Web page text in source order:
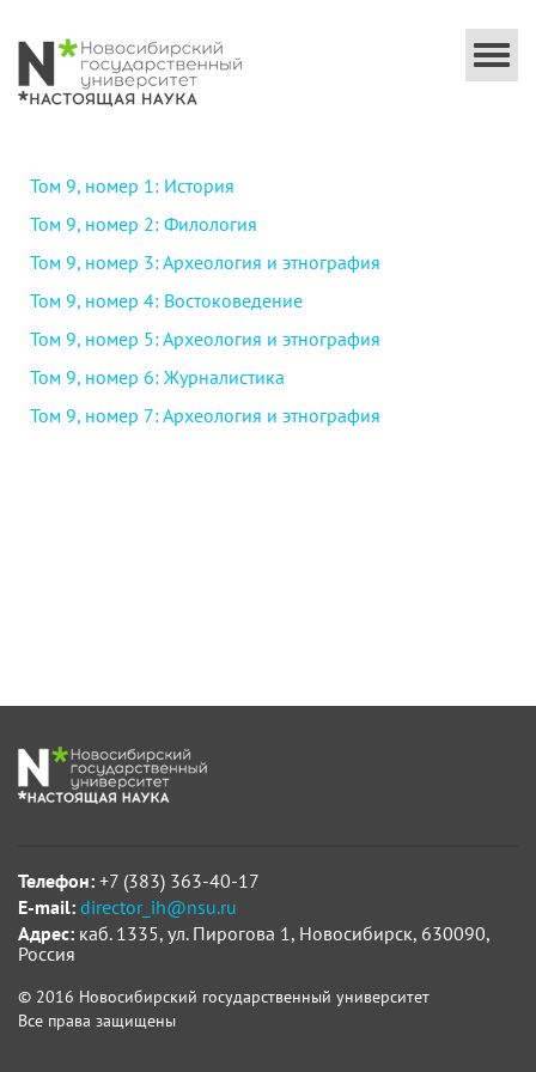
Том 9, номер 1: История
Том 9, номер 2: Филология
Том 9, номер 3: Археология и этнография
Том 9, номер 4: Востоковедение
Том 9, номер 5: Археология и этнография
Том 9, номер 6: Журналистика
Том 9, номер 7: Археология и этнография
Телефон: +7 (383) 363-40-17
E-mail: director_ih@nsu.ru
Адрес: каб. 1335, ул. Пирогова 1, Новосибирск, 630090,
Россия
© 2016 Новосибирский государственный университет
Все права защищены